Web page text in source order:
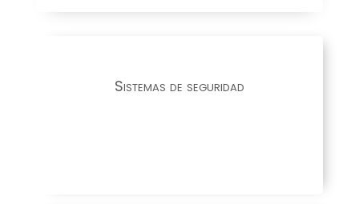
Sistemas de seguridad